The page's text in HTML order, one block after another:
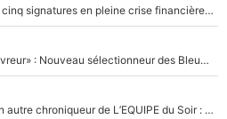
Grégory Lorenzi doit renoncer à cinq signatures en pleine crise financière : L’IA propose sept noms à l’OM pour un mercato réussi... à seulement 5M€ !
«Plus grand, je ferai chauffeur-livreur» : Nouveau sélectionneur des Bleus, Zinédine Zidane s’était imaginé un avenir très différent lorsqu'il était enfant
Johan Micoud en conflit avec un autre chroniqueur de L’EQUIPE du Soir : «Pendant un moment, je ne les ai pas remis ensemble dans l'émission»